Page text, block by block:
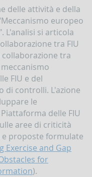
delle attività e della
europeo
L'analisi si articola
tra FIU
collaborazione tra
FIU e del
di controlli. L'azione
le
delle FIU
aree di criticità
proposte formulate
Exercise and Gap
for
).